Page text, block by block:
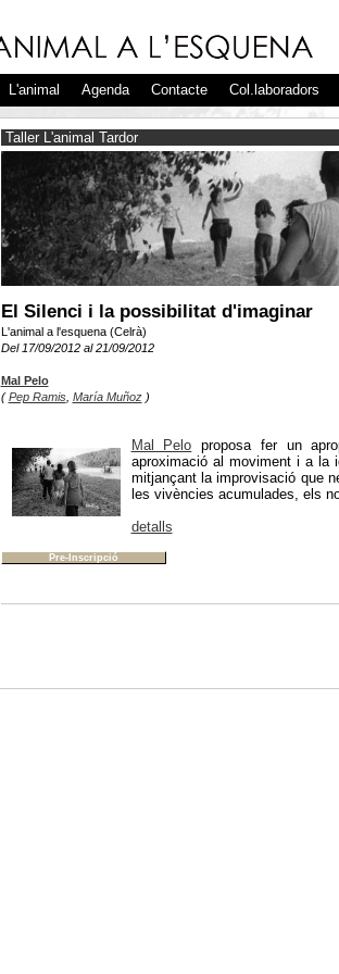
L'animal Agenda Contacte Col.laboradors
Taller L'animal Tardor
El Silenci i la possibilitat d'imaginar
L'animal a l'esquena (Celrà)
Del 17/09/2012 al 21/09/2012
Mal Pelo
(Pep Ramis, María Muñoz)
Mal Pelo proposa fer un
aproximació al moviment i a la
mitjançant la improvisació que
les vivències acumulades, els
detalls
Pre-Inscripció